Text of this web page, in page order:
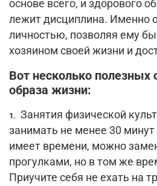
основе всего, и здорового
лежит дисциплина. Именно
личностью, позволяя ему
хозяином своей жизни и
Вот несколько полезных
образа жизни:
1. Занятия физической
занимать не менее 30
имеет времени, можно
прогулками, но в том же
Приучите себя не ехать на